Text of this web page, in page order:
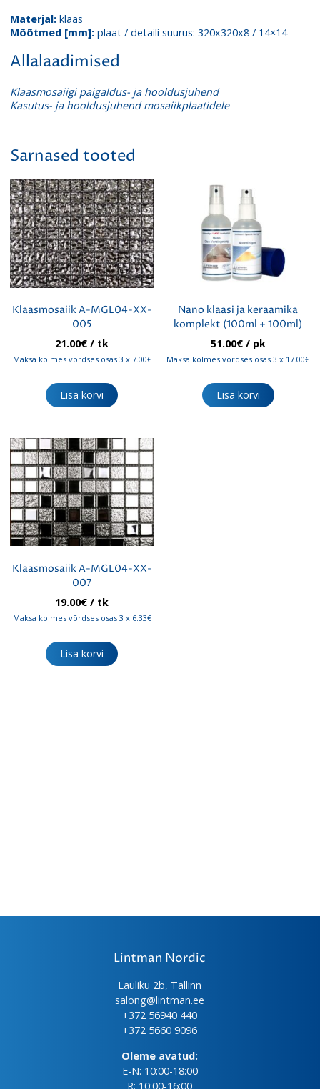
Materjal:klaas
Mõõtmed [mm]:plaat / detaili suurus: 320x320x8 / 14×14
Allalaadimised
Klaasmosaiigi paigaldus- ja hooldusjuhend
Kasutus- ja hooldusjuhend mosaiikplaatidele
Sarnased tooted
Klaasmosaiik A-MGL04-XX-
005
21.00€ / tk
Maksa kolmes võrdses osas 3 x 7.00€
Lisa korvi
Nano klaasi ja keraamika
komplekt (100ml + 100ml)
51.00€/ pk
Maksa kolmes võrdses osas 3 x 17.00€
Lisa korvi
Klaasmosaiik A-MGL04-XX-
007
19.00€ / tk
Maksa kolmes võrdses osas 3 x 6.33€
Lisa korvi
Lintman Nordic
Lauliku 2b, Tallinn
salong@lintman.ee
+372 56940 440
+372 5660 9096
Oleme avatud:
E-N: 10:00-18:00
R: 10:00-16:00